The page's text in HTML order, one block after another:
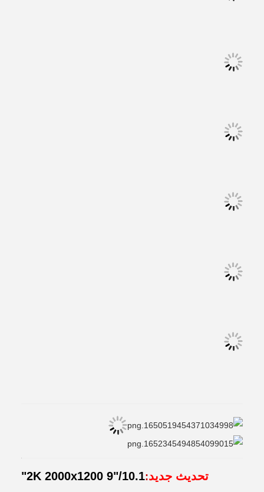
تحديث جديد:
2K 2000x1200 9"/10.1"